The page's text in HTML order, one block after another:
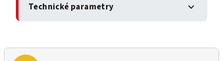
Technické parametry expand_more